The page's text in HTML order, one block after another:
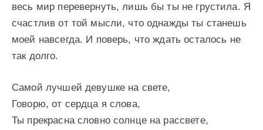
весь мир перевернуть, лишь бы ты не грустила. Я
счастлив от той мысли, что однажды ты станешь
моей навсегда. И поверь, что ждать осталось не
так долго.
Самой лучшей девушке на свете,
Говорю, от сердца я слова,
Ты прекрасна словно солнце на рассвете,